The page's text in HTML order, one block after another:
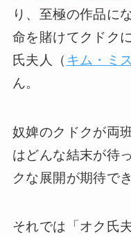
り、至極の作品に
命を賭けてクドク
氏夫人（ キム・ミ
ん。
奴婢のクドクが両
はどんな結末が待
クな展開が期待で
それでは「オク氏